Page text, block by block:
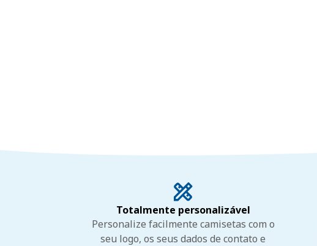
Totalmente personalizável
Personalize facilmente camisetas com o
seu logo, os seus dados de contato e